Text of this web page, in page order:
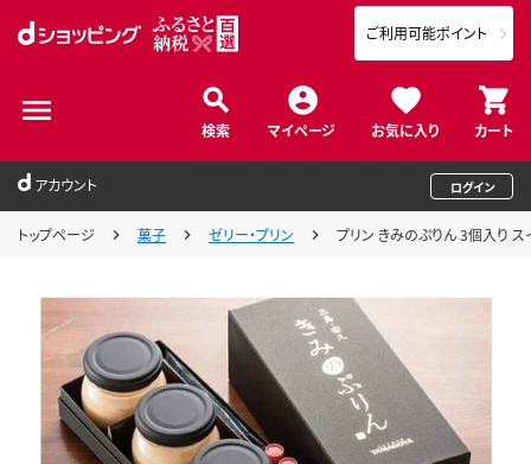
検索 マイページ お気に入り カート
ご利用可能ポイント
アカウント ログイン
トップページ 菓子 ゼリー・プリン プリン きみのぷりん 3個入り